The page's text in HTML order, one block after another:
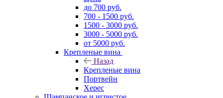
до 700 руб.
700 - 1500 руб.
1500 - 3000 руб.
3000 - 5000 руб.
от 5000 руб.
Крепленые вина
Назад
Крепленые вина
Портвейн
Херес